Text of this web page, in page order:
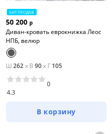
ХИТ ПРОДАЖ
50 200 р
Диван-кровать еврокнижка Леос
НПБ, велюр
Ш 262x В 90x Г 105
4.3
0
В корзину